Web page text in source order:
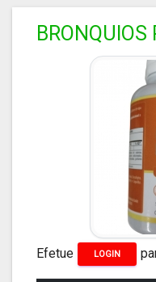
Efetue LOGIN